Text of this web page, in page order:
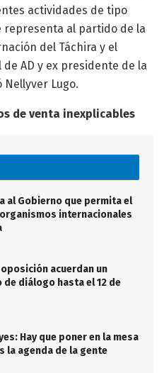
actividades de tipo
representa al partido de la
del Táchira y el
AD y ex presidente de la
Nellyver Lugo.
de venta inexplicables
al Gobierno que permita el
internacionales
oposición acuerdan un
de diálogo hasta el 12 de
Hay que poner en la mesa
la agenda de la gente